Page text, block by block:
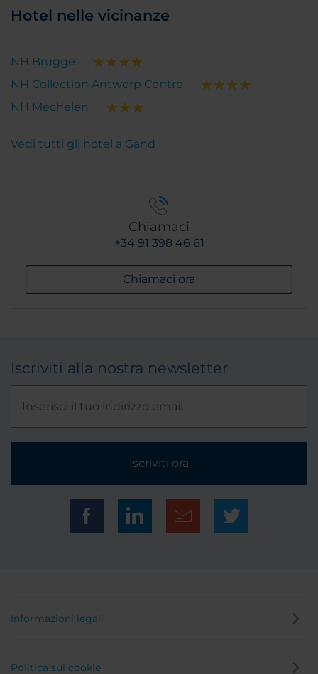
Hotel nelle vicinanze
NH Brugge
NH Collection Antwerp Centre
NH Mechelen
Vedi tutti gli hotel a Gand
Chiamaci
+34 91 398 46 61
Chiamaci ora
Iscriviti alla nostra newsletter
Iscriviti ora
Informazioni legali
Politica sui cookie